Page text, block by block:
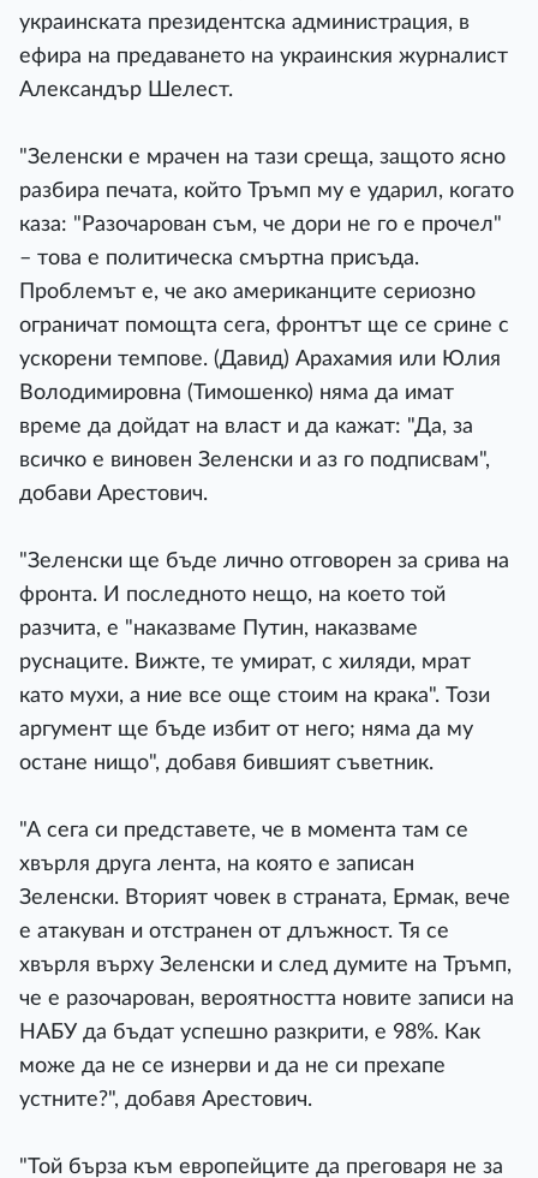
украинската президентска администрация, в
ефира на предаването на украинския журналист
Александър Шелест.
"Зеленски е мрачен на тази среща, защото ясно
разбира печата, който Тръмп му е ударил, когато
каза: "Разочарован съм, че дори не го е прочел"
– това е политическа смъртна присъда.
Проблемът е, че ако американците сериозно
ограничат помощта сега, фронтът ще се срине с
ускорени темпове. (Давид) Арахамия или Юлия
Володимировна (Тимошенко) няма да имат
време да дойдат на власт и да кажат: "Да, за
всичко е виновен Зеленски и аз го подписвам",
добави Арестович.
"Зеленски ще бъде лично отговорен за срива на
фронта. И последното нещо, на което той
разчита, е "наказваме Путин, наказваме
руснаците. Вижте, те умират, с хиляди, мрат
като мухи, а ние все още стоим на крака". Този
аргумент ще бъде избит от него; няма да му
остане нищо", добавя бившият съветник.
"А сега си представете, че в момента там се
хвърля друга лента, на която е записан
Зеленски. Вторият човек в страната, Ермак, вече
е атакуван и отстранен от длъжност. Тя се
хвърля върху Зеленски и след думите на Тръмп,
че е разочарован, вероятността новите записи на
НАБУ да бъдат успешно разкрити, е 98%. Как
може да не се изнерви и да не си прехапе
устните?", добавя Арестович.
"Той бърза към европейците да преговаря не за